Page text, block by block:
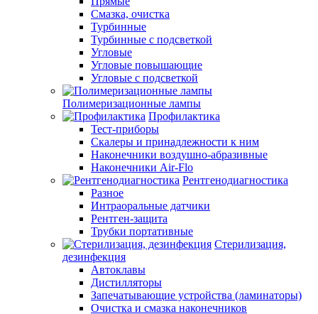
Смазка, очистка
Турбинные
Турбинные с подсветкой
Угловые
Угловые повышающие
Угловые с подсветкой
Полимеризационные лампы
Профилактика
Тест-приборы
Скалеры и принадлежности к ним
Наконечники воздушно-абразивные
Наконечники Air-Flo
Рентгенодиагностика
Разное
Интраоральные датчики
Рентген-защита
Трубки портативные
Стерилизация,
дезинфекция
Автоклавы
Дистилляторы
Запечатывающие устройства (ламинаторы)
Очистка и смазка наконечников